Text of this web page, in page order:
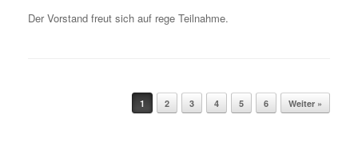
Der Vorstand freut sich auf rege Teilnahme.
1 2 3 4 5 6 Weiter »